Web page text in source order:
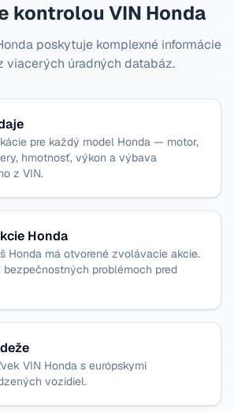
kontrolou VIN Honda
poskytuje komplexné informácie
viacerých úradných databáz.
pre každý model Honda — motor,
hmotnosť, výkon a výbava
z VIN.
Honda
Honda má otvorené zvolávacie akcie.
problémoch pred
VIN Honda s európskymi
vozidiel.